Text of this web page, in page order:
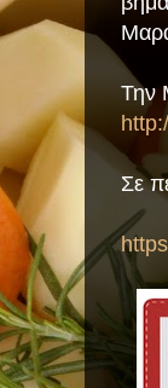
Την
Σε